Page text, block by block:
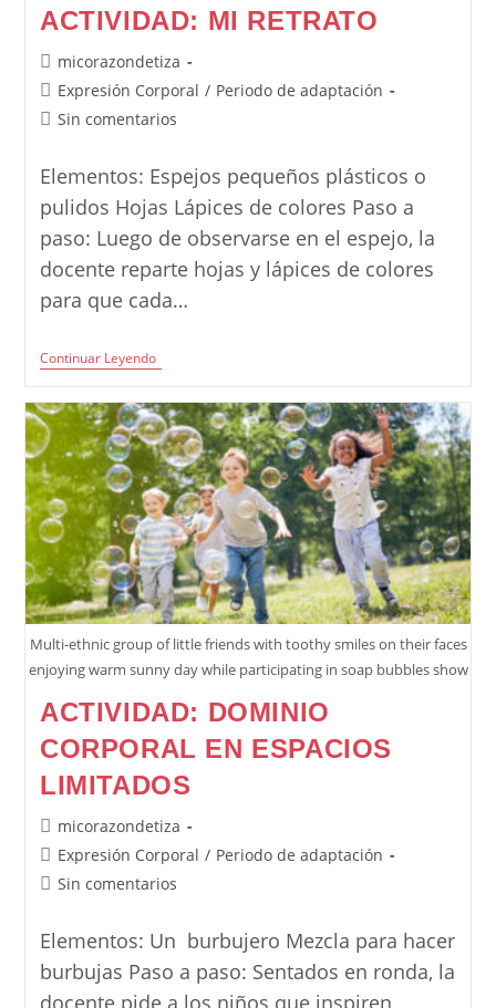
ACTIVIDAD: MI RETRATO
Autor
de
la
entrada:
micorazondetiza
Categoría
de
Expresión Corporal / Periodo de adaptación
Comentarios
la
entrada:
Sin comentarios
Elementos: Espejos pequeños plásticos o
pulidos Hojas Lápices de colores Paso a
paso: Luego de observarse en el espejo, la
docente reparte hojas y lápices de colores
para que cada…
Continuar LeyendoActividad:
Mi
Multi-ethnic group of little friends with toothy smiles on their faces
enjoying warm sunny day while participating in soap bubbles show
ACTIVIDAD: DOMINIO
CORPORAL EN ESPACIOS
LIMITADOS
Autor
de
la
entrada:
micorazondetiza
Categoría
de
Expresión Corporal / Periodo de adaptación
Comentarios
la
entrada:
Sin comentarios
Elementos: Un burbujero Mezcla para hacer
burbujas Paso a paso: Sentados en ronda, la
docente pide a los niños que inspiren